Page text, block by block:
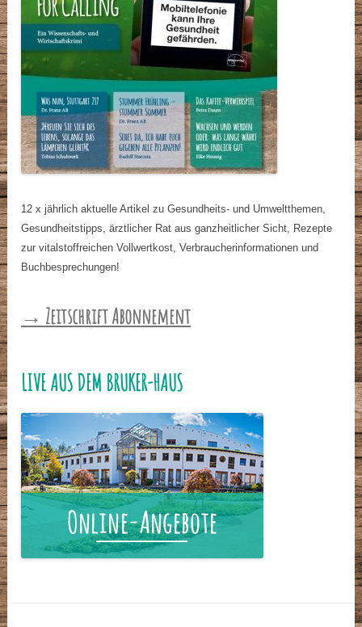
12 x jährlich aktuelle Artikel zu Gesundheits- und Umweltthemen,
Gesundheitstipps, ärztlicher Rat aus ganzheitlicher Sicht, Rezepte
zur vitalstoffreichen Vollwertkost, Verbraucherinformationen und
Buchbesprechungen!
→ Zeitschrift Abonnement
LIVE AUS DEM BRUKER-HAUS